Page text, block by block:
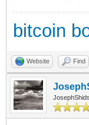
bitcoin
Website Find